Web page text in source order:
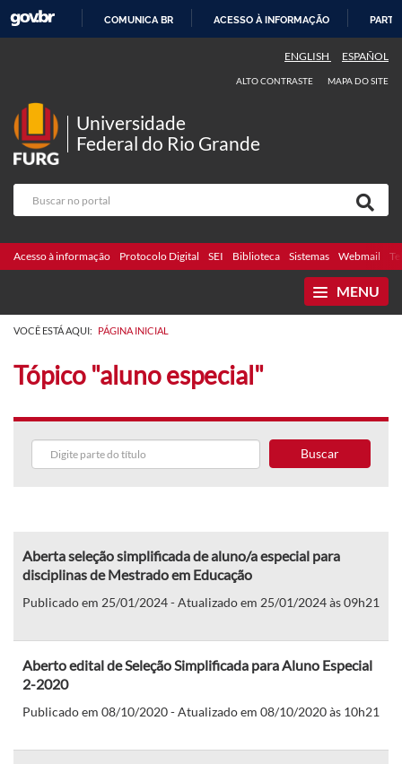
COMUNICA BR ACESSO À INFORMAÇÃO
ENGLISH ESPAÑOL
ALTO CONTRASTE MAPA DO SITE
Universidade
Federal do Rio Grande
Acesso à informação Protocolo Digital SEI Biblioteca Sistemas Webmail
MENU
VOCÊ ESTÁ AQUI: PÁGINA INICIAL
Tópico "aluno especial"
Buscar
Aberta seleção simplificada de aluno/a especial para
disciplinas de Mestrado em Educação
Publicado em 25/01/2024 - Atualizado em 25/01/2024 às 09h21
Aberto edital de Seleção Simplificada para Aluno Especial
2-2020
Publicado em 08/10/2020 - Atualizado em 08/10/2020 às 10h21